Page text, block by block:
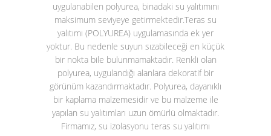
uygulanabilen polyurea, binadaki su yalıtımını
maksimum seviyeye getirmektedir.Teras su
yalıtımı (POLYUREA) uygulamasında ek yer
yoktur. Bu nedenle suyun sızabileceği en küçük
bir nokta bile bulunmamaktadır. Renkli olan
polyurea, uygulandığı alanlara dekoratif bir
görünüm kazandırmaktadır. Polyurea, dayanıklı
bir kaplama malzemesidir ve bu malzeme ile
yapılan su yalıtımları uzun ömürlü olmaktadır.
Firmamız, su izolasyonu teras su yalıtımı